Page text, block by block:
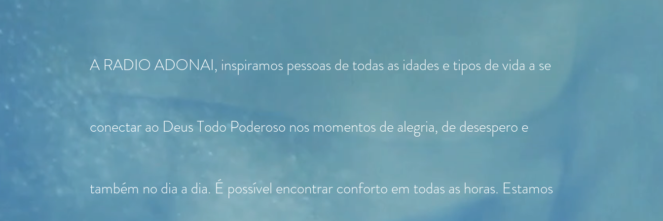
A RADIO ADONAI, inspiramos pessoas de todas as idades e tipos de vida a se
conectar ao Deus Todo Poderoso nos momentos de alegria, de desespero e
também no dia a dia. É possível encontrar conforto em todas as horas. Estamos